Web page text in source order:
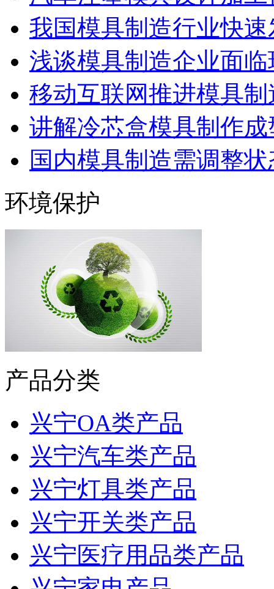
我国模具制造行业快
浅谈模具制造企业面
移动互联网推进模具
讲解冷芯盒模具制作
国内模具制造需调整
环境保护
产品分类
兴宁OA类产品
兴宁汽车类产品
兴宁灯具类产品
兴宁开关类产品
兴宁医疗用品类产品